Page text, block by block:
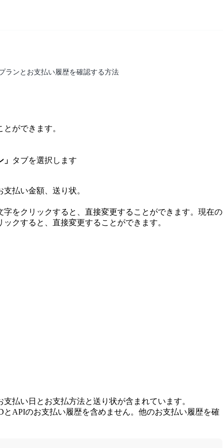
ランとお支払い履歴を確認する方法
ができます。
タブを選択します
払い金額、送り状。
をクリックすると、直接変更することができます。現在の
クすると、直接変更することができます。
払い日とお支払方法と送り状が含まれています。
APIのお支払い履歴を含めません。他のお支払い履歴を確